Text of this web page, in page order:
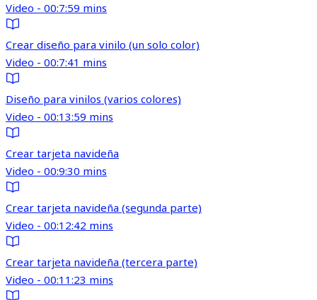
Video - 00:7:59 mins
Crear diseño para vinilo (un solo color)
Video - 00:7:41 mins
Diseño para vinilos (varios colores)
Video - 00:13:59 mins
Crear tarjeta navideña
Video - 00:9:30 mins
Crear tarjeta navideña (segunda parte)
Video - 00:12:42 mins
Crear tarjeta navideña (tercera parte)
Video - 00:11:23 mins